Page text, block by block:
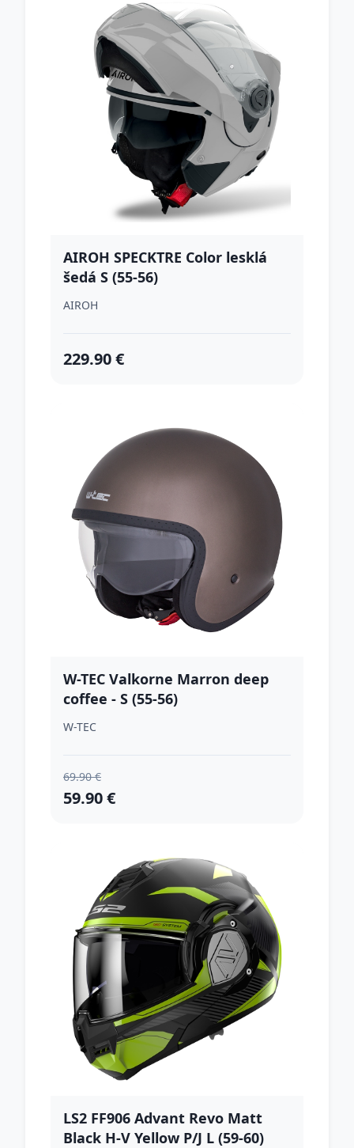
AIROH SPECKTRE Color lesklá
šedá S (55-56)
AIROH
229.90 €
W-TEC Valkorne Marron deep
coffee - S (55-56)
W-TEC
69.90 €
59.90 €
LS2 FF906 Advant Revo Matt
Black H-V Yellow P/J L (59-60)